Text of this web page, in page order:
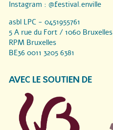
Instagram : @festival.enville
asbl LPC - 0451955761
5 A rue du Fort / 1060 Bruxelles
RPM Bruxelles
BE36 0011 3205 6381
AVEC LE SOUTIEN DE